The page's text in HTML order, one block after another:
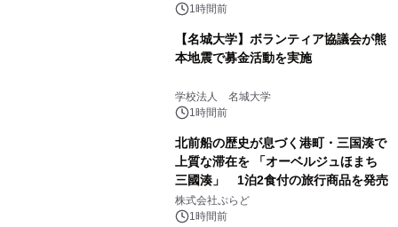
1時間前
【名城大学】ボランティア協議会が熊
本地震で募金活動を実施
学校法人 名城大学
1時間前
北前船の歴史が息づく港町・三国湊で
上質な滞在を 「オーベルジュほまち
三國湊」 1泊2食付の旅行商品を発売
株式会社ぷらど
1時間前